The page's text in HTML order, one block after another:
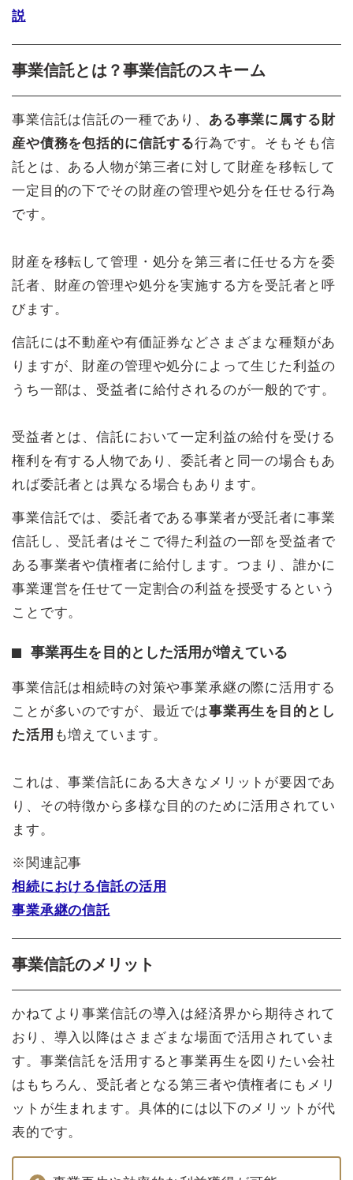
説
事業信託とは？事業信託のスキーム
事業信託は信託の一種であり、 ある事業に属する財
産や債務を包括的に信託する行為です。そもそも信
託とは、ある人物が第三者に対して財産を移転して
一定目的の下でその財産の管理や処分を任せる行為
です。
財産を移転して管理・処分を第三者に任せる方を委
託者、財産の管理や処分を実施する方を受託者と呼
びます。
信託には不動産や有価証券などさまざまな種類があ
りますが、財産の管理や処分によって生じた利益の
うち一部は、受益者に給付されるのが一般的です。
受益者とは、信託において一定利益の給付を受ける
権利を有する人物であり、委託者と同一の場合もあ
れば委託者とは異なる場合もあります。
事業信託では、委託者である事業者が受託者に事業
信託し、受託者はそこで得た利益の一部を受益者で
ある事業者や債権者に給付します。つまり、誰かに
事業運営を任せて一定割合の利益を授受するという
ことです。
事業再生を目的とした活用が増えている
事業信託は相続時の対策や事業承継の際に活用する
ことが多いのですが、最近では事業再生を目的とし
た活用 も増えています。
これは、事業信託にある大きなメリットが要因であ
り、その特徴から多様な目的のために活用されてい
ます。
※関連記事
相続における信託の活用
事業承継の信託
事業信託のメリット
かねてより事業信託の導入は経済界から期待されて
おり、導入以降はさまざまな場面で活用されていま
す。事業信託を活用すると事業再生を図りたい会社
はもちろん、受託者となる第三者や債権者にもメリ
ットが生まれます。具体的には以下のメリットが代
表的です。